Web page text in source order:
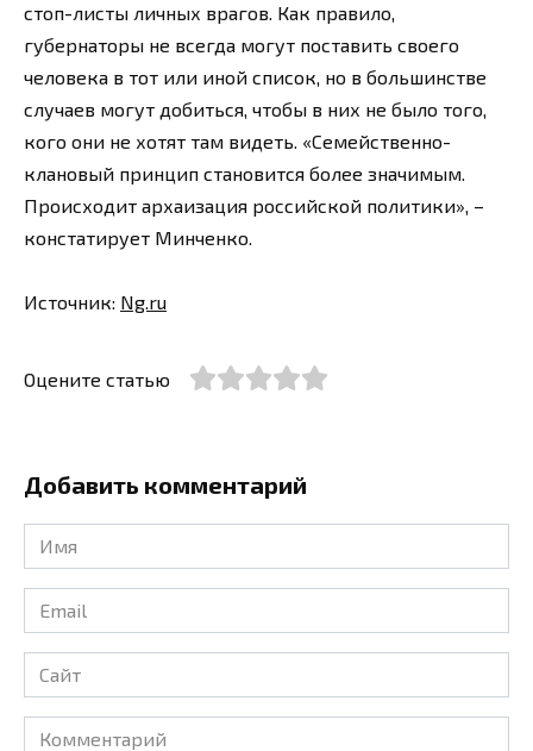
стоп-листы личных врагов. Как правило,
губернаторы не всегда могут поставить своего
человека в тот или иной список, но в большинстве
случаев могут добиться, чтобы в них не было того,
кого они не хотят там видеть. «Семейственно-
клановый принцип становится более значимым.
Происходит архаизация российской политики», –
констатирует Минченко.
Источник: Ng.ru
Оцените статью
Добавить комментарий
Имя
*
Email
*
Сайт
Комментарий